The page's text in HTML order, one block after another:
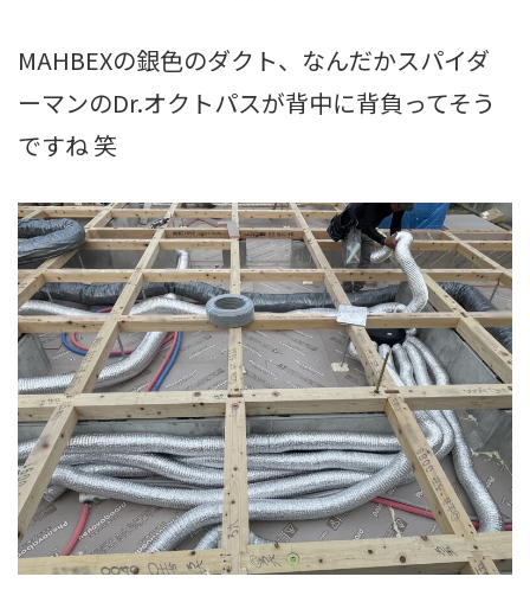
MAHBEXの銀色のダクト、なんだかスパイダ
ーマンのDr.オクトパスが背中に背負ってそう
ですね 笑